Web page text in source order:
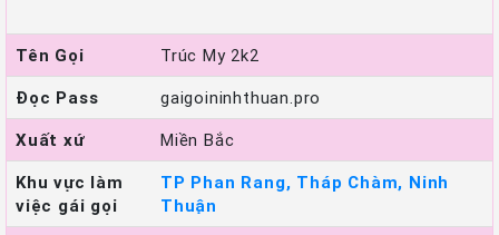
Tên Gọi
Trúc My 2k2
Đọc Pass
gaigoininhthuan.pro
Xuất xứ
Miền Bắc
Khu vực làm
việc gái gọi
TP Phan Rang, Tháp Chàm, Ninh
Thuận